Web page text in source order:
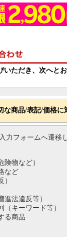
いただき、次へとお
な商品/表記/価格に
入力フォームへ遷移
険物など）
など
）
進法違反等）
（キーワード等）
る商品